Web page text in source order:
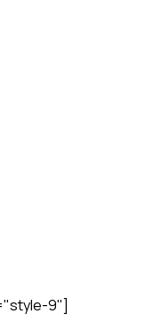
9"]